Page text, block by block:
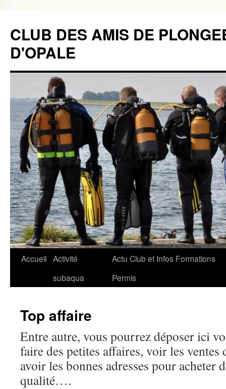
CLUB DES AMIS DE
D'OPALE
Aller
Accueil Activité
subaqua
Actu Club et Infos Formations
Permis
Top affaire
Entre autre, vous pourrez déposer ici
faire des petites affaires, voir les
avoir les bonnes adresses pour acheter
qualité….